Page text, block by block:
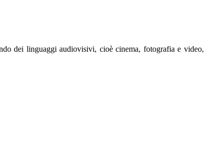
dei linguaggi audiovisivi, cioè cinema, fotografia e video,